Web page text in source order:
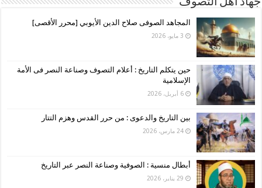
جهاد أهل التصوف
المجاهد الصوفى صلاح الدين الأيوبي [محرر الأقصى]
3 مايو، 2026
حين يتكلم التاريخ : أعلام التصوف وصناعة النصر فى الأمة
الإسلامية
6 أبريل، 2026
بين التاريخ والدعوى : من حرر القدس وهزم التتار
24 مارس، 2026
أبطال منسية : الصوفية وصناعة النصر عبر التاريخ
29 يناير، 2026